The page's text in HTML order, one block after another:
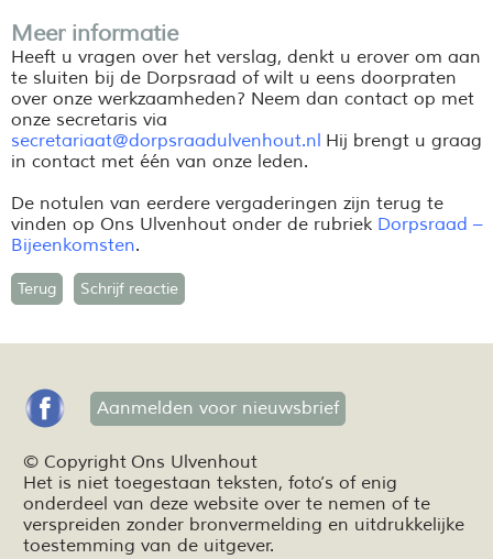
Meer informatie
Heeft u vragen over het verslag, denkt u erover om aan
te sluiten bij de Dorpsraad of wilt u eens doorpraten
over onze werkzaamheden? Neem dan contact op met
onze secretaris via
secretariaat@dorpsraadulvenhout.nl Hij brengt u graag
in contact met één van onze leden.
De notulen van eerdere vergaderingen zijn terug te
vinden op Ons Ulvenhout onder de rubriek Dorpsraad –
Bijeenkomsten.
Terug Schrijf reactie
Aanmelden voor nieuwsbrief
© Copyright Ons Ulvenhout
Het is niet toegestaan teksten, foto’s of enig
onderdeel van deze website over te nemen of te
verspreiden zonder bronvermelding en uitdrukkelijke
toestemming van de uitgever.